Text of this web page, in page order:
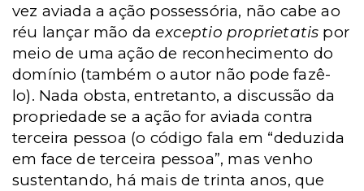
vez aviada a ação possessória, não cabe ao
réu lançar mão daexceptio proprietatis por
meio de uma ação de reconhecimento do
domínio (também o autor não pode fazê-
lo). Nada obsta, entretanto, a discussão da
propriedade se a ação for aviada contra
terceira pessoa (o código fala em “deduzida
em face de terceira pessoa”, mas venho
sustentando, há mais de trinta anos, que